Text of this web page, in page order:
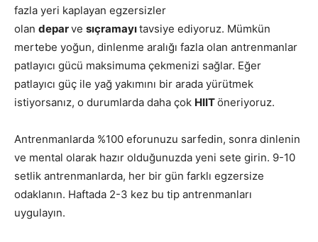
fazla yeri kaplayan egzersizler
olan deparve sıçramayıtavsiye ediyoruz. Mümkün
mertebe yoğun, dinlenme aralığı fazla olan antrenmanlar
patlayıcı gücü maksimuma çekmenizi sağlar. Eğer
patlayıcı güç ile yağ yakımını bir arada yürütmek
istiyorsanız, o durumlarda daha çok HIITöneriyoruz.
Antrenmanlarda %100 eforunuzu sarfedin, sonra dinlenin
ve mental olarak hazır olduğunuzda yeni sete girin. 9-10
setlik antrenmanlarda, her bir gün farklı egzersize
odaklanın. Haftada 2-3 kez bu tip antrenmanları
uygulayın.